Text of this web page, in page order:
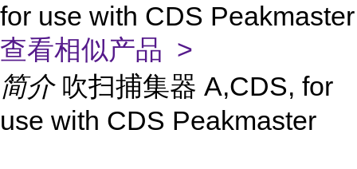
for use with CDS Peakmaster
查看相似产品 >
简介 吹扫捕集器 A,CDS, for
use with CDS Peakmaster